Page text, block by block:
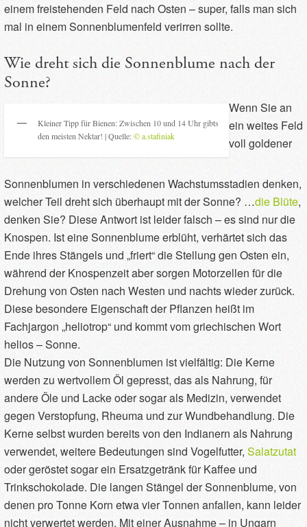
einem freistehenden Feld nach Osten – super, falls man sich
mal in einem Sonnenblumenfeld verirren sollte.
Wie dreht sich die Sonnenblume nach der
Sonne?
Kleiner Tipp für Bienen: Zwischen 10 und 14 Uhr gibts
den meisten Nektar! | Quelle:© a.stafiniak
Wenn Sie an
ein weites Feld
voll goldener
Sonnenblumen in verschiedenen Wachstumsstadien denken,
welcher Teil dreht sich überhaupt mit der Sonne? …die Blüte,
denken Sie? Diese Antwort ist leider falsch – es sind nur die
Knospen. Ist eine Sonnenblume erblüht, verhärtet sich das
Ende ihres Stängels und „friert“ die Stellung gen Osten ein,
während der Knospenzeit aber sorgen Motorzellen für die
Drehung von Osten nach Westen und nachts wieder zurück.
Diese besondere Eigenschaft der Pflanzen heißt im
Fachjargon „heliotrop“ und kommt vom griechischen Wort
helios – Sonne.
Die Nutzung von Sonnenblumen ist vielfältig: Die Kerne
werden zu wertvollem Öl gepresst, das als Nahrung, für
andere Öle und Lacke oder sogar als Medizin, verwendet
gegen Verstopfung, Rheuma und zur Wundbehandlung. Die
Kerne selbst wurden bereits von den Indianern als Nahrung
verwendet, weitere Bedeutungen sind Vogelfutter, Salatzutat
oder geröstet sogar ein Ersatzgetränk für Kaffee und
Trinkschokolade. Die langen Stängel der Sonnenblume, von
denen pro Tonne Korn etwa vier Tonnen anfallen, kann leider
nicht verwertet werden. Mit einer Ausnahme – in Ungarn